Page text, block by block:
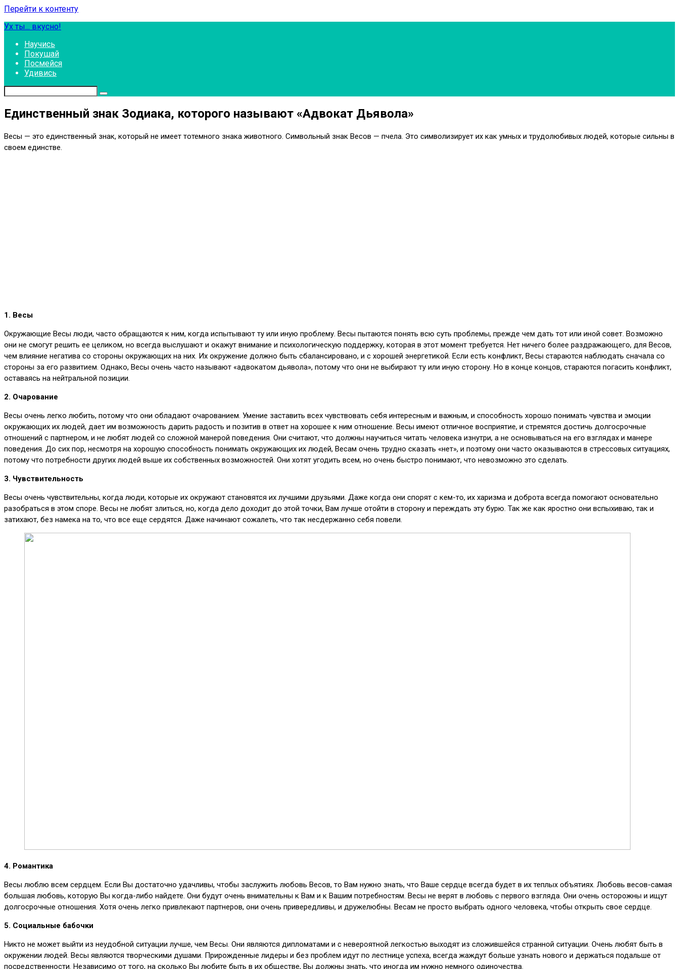
Перейти к контенту
Ух ты... вкусно!
Научись
Покушай
Посмейся
Удивись
Единственный знак Зодиака, которого называют «Адвокат Дьявола»
Весы — это единственный знак, который не имеет тотемного знака животного. Символьный знак Весов — пчела. Это символизирует их как умных и трудолюбивых людей, которые сильны в
своем единстве.
1. Весы
Окружающие Весы люди, часто обращаются к ним, когда испытывают ту или иную проблему. Весы пытаются понять всю суть проблемы, прежде чем дать тот или иной совет. Возможно
они не смогут решить ее целиком, но всегда выслушают и окажут внимание и психологическую поддержку, которая в этот момент требуется. Нет ничего более раздражающего, для Весов,
чем влияние негатива со стороны окружающих на них. Их окружение должно быть сбалансировано, и с хорошей энергетикой. Если есть конфликт, Весы стараются наблюдать сначала со
стороны за его развитием. Однако, Весы очень часто называют «адвокатом дьявола», потому что они не выбирают ту или иную сторону. Но в конце концов, стараются погасить конфликт,
оставаясь на нейтральной позиции.
2. Очарование
Весы очень легко любить, потому что они обладают очарованием. Умение заставить всех чувствовать себя интересным и важным, и способность хорошо понимать чувства и эмоции
окружающих их людей, дает им возможность дарить радость и позитив в ответ на хорошее к ним отношение. Весы имеют отличное восприятие, и стремятся достичь долгосрочные
отношений с партнером, и не любят людей со сложной манерой поведения. Они считают, что должны научиться читать человека изнутри, а не основываться на его взглядах и манере
поведения. До сих пор, несмотря на хорошую способность понимать окружающих их людей, Весам очень трудно сказать «нет», и поэтому они часто оказываются в стрессовых ситуациях,
потому что потребности других людей выше их собственных возможностей. Они хотят угодить всем, но очень быстро понимают, что невозможно это сделать.
3. Чувствительность
Весы очень чувствительны, когда люди, которые их окружают становятся их лучшими друзьями. Даже когда они спорят с кем-то, их харизма и доброта всегда помогают основательно
разобраться в этом споре. Весы не любят злиться, но, когда дело доходит до этой точки, Вам лучше отойти в сторону и переждать эту бурю. Так же как яростно они вспыхиваю, так и
затихают, без намека на то, что все еще сердятся. Даже начинают сожалеть, что так несдержанно себя повели.
4. Романтика
Весы люблю всем сердцем. Если Вы достаточно удачливы, чтобы заслужить любовь Весов, то Вам нужно знать, что Ваше сердце всегда будет в их теплых объятиях. Любовь весов-самая
большая любовь, которую Вы когда-либо найдете. Они будут очень внимательны к Вам и к Вашим потребностям. Весы не верят в любовь с первого взгляда. Они очень осторожны и ищут
долгосрочные отношения. Хотя очень легко привлекают партнеров, они очень привередливы, и дружелюбны. Весам не просто выбрать одного человека, чтобы открыть свое сердце.
5. Социальные бабочки
Никто не может выйти из неудобной ситуации лучше, чем Весы. Они являются дипломатами и с невероятной легкостью выходят из сложившейся странной ситуации. Очень любят быть в
окружении людей. Весы являются творческими душами. Прирожденные лидеры и без проблем идут по лестнице успеха, всегда жаждут больше узнать нового и держаться подальше от
посредственности. Независимо от того, на сколько Вы любите быть в их обществе, Вы должны знать, что иногда им нужно немного одиночества.